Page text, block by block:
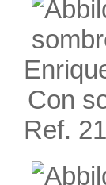
Con
Ref.